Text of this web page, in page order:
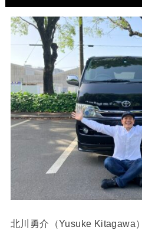
北川勇介（Yusuke Kitagawa）